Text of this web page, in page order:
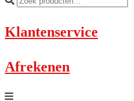
Klantenservice
Afrekenen